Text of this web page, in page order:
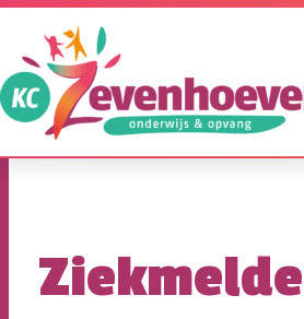
naar
de
inhoud
Voor
ouders